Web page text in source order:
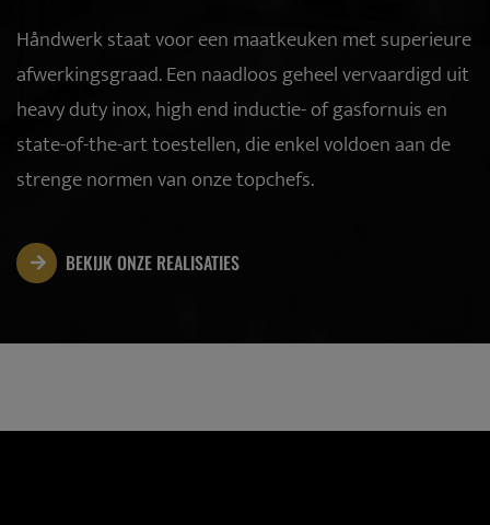
Håndwerk staat voor een maatkeuken met superieure
afwerkingsgraad. Een naadloos geheel vervaardigd uit
heavy duty inox, high end inductie- of gasfornuis en
state-of-the-art toestellen, die enkel voldoen aan de
strenge normen van onze topchefs.
BEKIJK ONZE REALISATIES